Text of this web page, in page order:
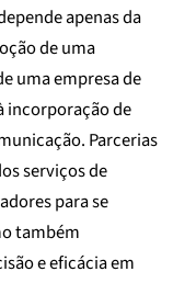
apenas da
de uma
uma empresa de
incorporação de
Parcerias
serviços de
para se
também
e eficácia em